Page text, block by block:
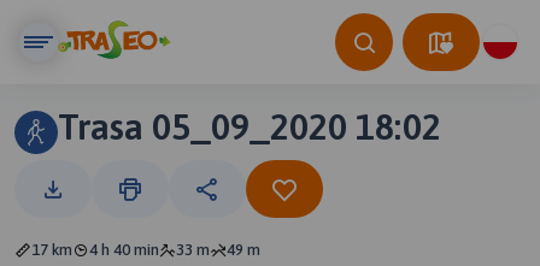
Trasa 05_09_2020 18:02
17 km 4 h 40 min 33 m
49 m